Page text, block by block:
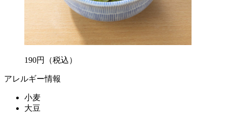
190円 （税込）
アレルギー情報
小麦
大豆